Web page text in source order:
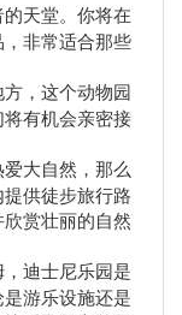
的天堂。你将在
非常适合那些
方，这个动物园
有机会亲密接
爱大自然，那么
供徒步旅行路
赏壮丽的自然
，迪士尼乐园是
游乐设施还是